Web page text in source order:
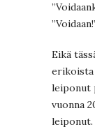
Eikä
erikoista
leiponut
vuonna
leiponut.